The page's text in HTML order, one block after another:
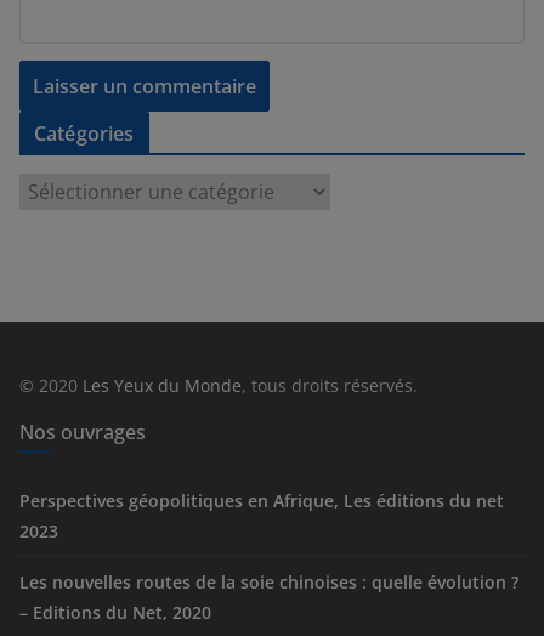
Catégories
e
s
© 2020 Les Yeux du Monde, tous droits réservés.
Nos ouvrages
Perspectives géopolitiques en Afrique, Les éditions du net
2023
Les nouvelles routes de la soie chinoises : quelle évolution ?
– Editions du Net, 2020